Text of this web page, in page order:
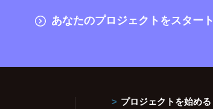
あなたのプロジェクトをスター
プロジェクトを始める